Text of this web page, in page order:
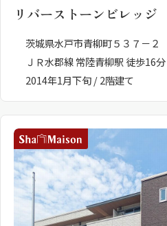
リバーストーンビレッジ
茨城県水戸市青柳町５３７－２
ＪＲ水郡線 常陸青柳駅 徒歩16分
2014年1月下旬 / 2階建て